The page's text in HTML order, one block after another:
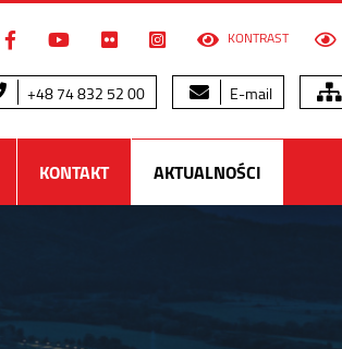
KONTRAST
+48 74 832 52 00 E-mail
KONTAKT AKTUALNOŚCI